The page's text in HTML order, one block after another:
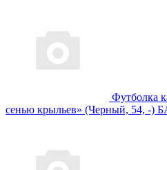
Футболка
сенью крыльев» (Черный, 54, -)